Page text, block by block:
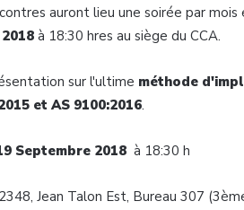
auront lieu une soirée par
à 18:30 hres au siège du CCA.
sur l'ultime méthode
et AS 9100:2016.
Septembre 2018 à 18:30 h
Jean Talon Est, Bureau 307